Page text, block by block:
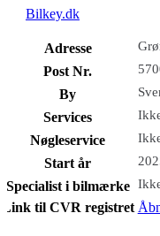
Bilkey.dk
Adresse
Post Nr.
By
Services
Nøgleservice
Start år
Specialist i bilmærke
Link til CVR registret